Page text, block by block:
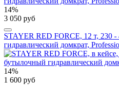
14%
3 050 руб
STAYER RED FORCE, 12 т, 230
гидравлический домкрат,
14%
1 600 руб